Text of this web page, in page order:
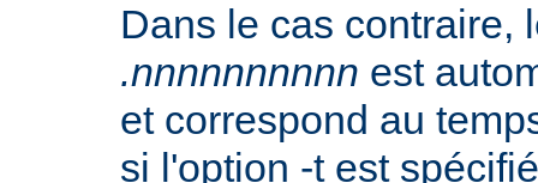
Dans le cas contraire,
.nnnnnnnnnn est
et correspond au
si l'option -t est